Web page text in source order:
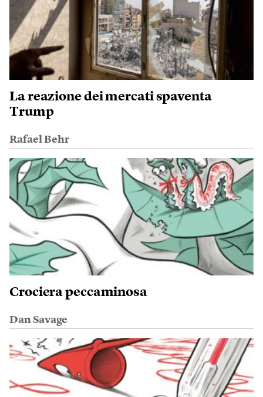
La reazione dei mercati spaventa
Trump
Rafael Behr
Crociera peccaminosa
Dan Savage